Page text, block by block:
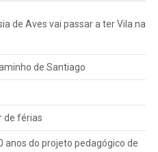
de Aves vai passar a ter Vila na
de Santiago
de férias
anos do projeto pedagógico de